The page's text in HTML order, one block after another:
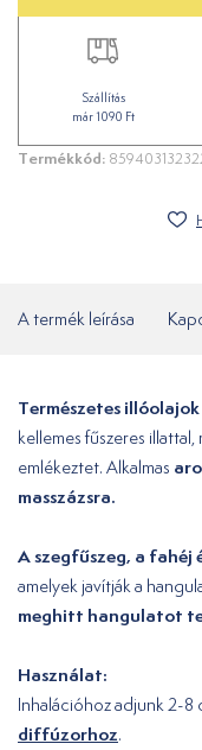
Szállítás
már 1090 Ft
Termékkód:
A termék leírása
Természetes
kellemes fűszeres illattal,
emlékeztet. Alkalmas
masszázsra.
A szegfűszeg, a
amelyek javítják a
meghitt hangulatot
Használat:
Inhalációhoz adjunk 2-8
diffúzorhoz.